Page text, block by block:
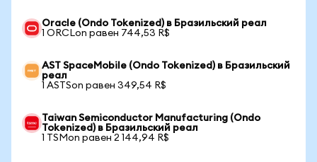
Oracle (Ondo Tokenized) в Бразильский реал
1 ORCLon равен 744,53 R$
AST SpaceMobile (Ondo Tokenized) в Бразильский
реал
1 ASTSon равен 349,54 R$
Taiwan Semiconductor Manufacturing (Ondo
Tokenized) в Бразильский реал
1 TSMon равен 2 144,94 R$